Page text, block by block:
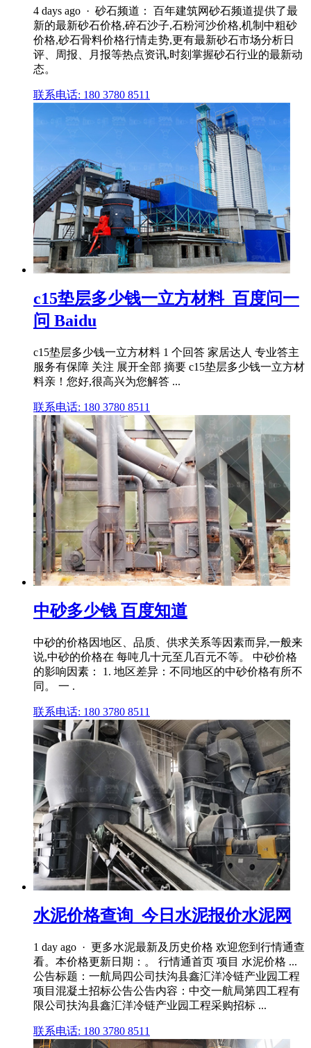
4 days ago · 砂石频道： 百年建筑网砂石频道提供了最
新的最新砂石价格,碎石沙子,石粉河沙价格,机制中粗砂
价格,砂石骨料价格行情走势,更有最新砂石市场分析日
评、周报、月报等热点资讯,时刻掌握砂石行业的最新动
态。
联系电话: 180 3780 8511
c15垫层多少钱一立方材料_百度问一
问 Baidu
c15垫层多少钱一立方材料 1 个回答 家居达人 专业答主
服务有保障 关注 展开全部 摘要 c15垫层多少钱一立方材
料亲！您好,很高兴为您解答 ...
联系电话: 180 3780 8511
中砂多少钱 百度知道
中砂的价格因地区、品质、供求关系等因素而异,一般来
说,中砂的价格在 每吨几十元至几百元不等。 中砂价格
的影响因素： 1. 地区差异：不同地区的中砂价格有所不
同。 一 .
联系电话: 180 3780 8511
水泥价格查询_今日水泥报价水泥网
1 day ago · 更多水泥最新及历史价格 欢迎您到行情通查
看。本价格更新日期：。 行情通首页 项目 水泥价格 ...
公告标题：一航局四公司扶沟县鑫汇洋冷链产业园工程
项目混凝土招标公告公告内容：中交一航局第四工程有
限公司扶沟县鑫汇洋冷链产业园工程采购招标 ...
联系电话: 180 3780 8511